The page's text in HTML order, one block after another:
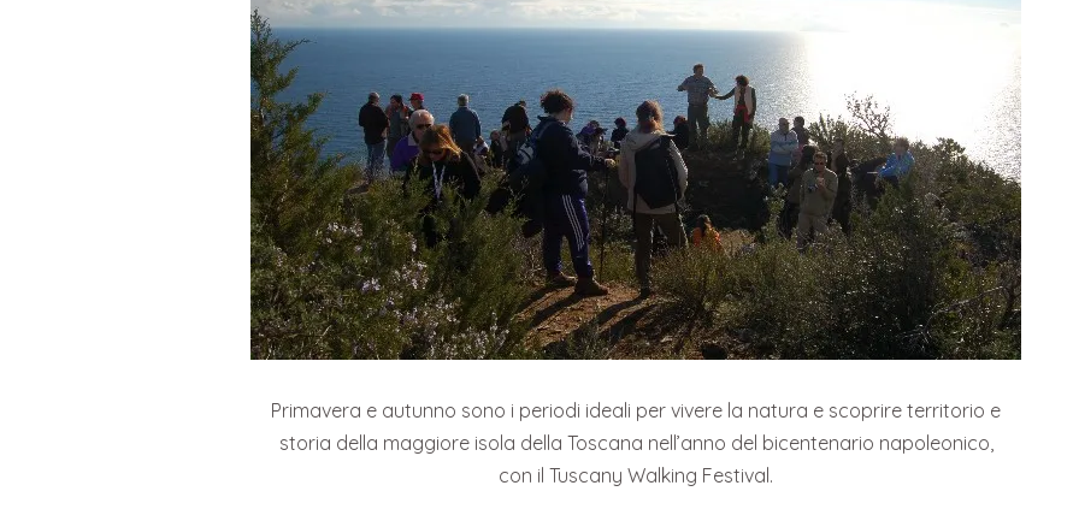
Primavera e autunno sono i periodi ideali per vivere la natura e scoprire territorio e
storia della maggiore isola della Toscana nell’anno del bicentenario napoleonico,
con il Tuscany Walking Festival.